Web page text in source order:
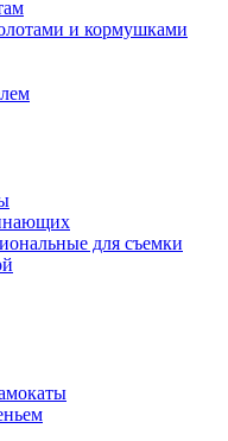
и кормушками
для съемки